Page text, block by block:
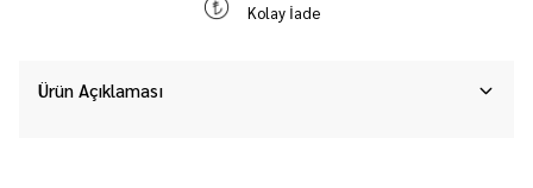
Kolay İade
Ürün Açıklaması